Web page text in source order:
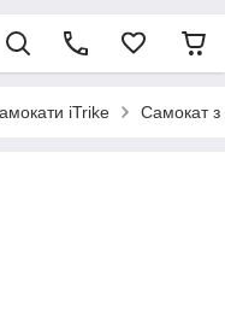
iTrike Самокат